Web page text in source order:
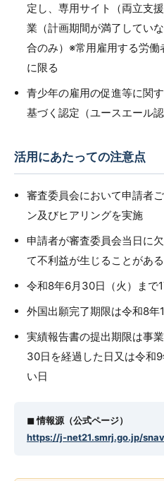
定し、専用サイト（両立支
業（計画期間が満了してい
合のみ）※常用雇用する労
に限る
青少年の雇用の促進等に関
基づく認定（ユースエール認
活用にあたっての注意点
審査委員会において申請者
ン及びヒアリングを実施
申請者が審査委員会当日に
て不利益が生じることがある
令和8年6月30日（火）まで
外国出願完了期限は令和8年
実績報告書の提出期限は事
30日を経過した日又は令和
い日
◼︎ 情報源（公式ページ）
https://j-net21.smrj.go.jp/